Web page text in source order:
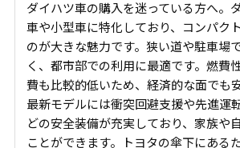
ダイハツ車の購入を迷っている方へ。
車や小型車に特化しており、コンパク
のが大きな魅力です。狭い道や駐車場
く、都市部での利用に最適です。燃費
費も比較的低いため、経済的な面でも
最新モデルには衝突回避支援や先進運
どの安全装備が充実しており、家族や
ことができます。トヨタの傘下にある